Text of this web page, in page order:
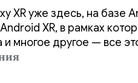
XR уже здесь, на базе
XR, в рамках
многое другое — все
приложения для